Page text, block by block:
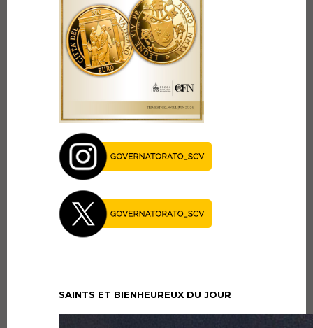
SAINTS ET BIENHEUREUX DU JOUR